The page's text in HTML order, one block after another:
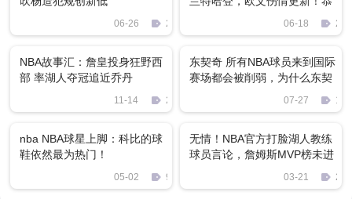
06-26 2795 06-18 211
NBA故事汇：詹皇投身狂野西
部 率湖人夺冠追近乔丹
11-14 2519
东契奇 所有NBA球员来到国际
赛场都会被削弱，为什么东契
07-27
nba NBA球星上脚：科比的球
鞋依然最为热门！
05-02 945
无情！NBA官方打脸湖人教练
球员言论，詹姆斯MVP榜未进
03-21